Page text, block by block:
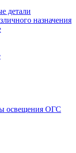
детали
назначения
освещения ОГС